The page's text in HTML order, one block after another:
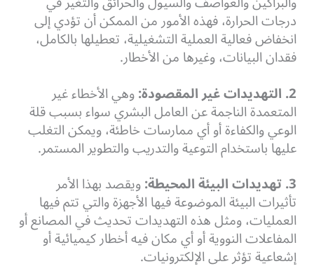
درجات الحرارة، فهذه الأمور من الممكن أن تؤدي إلى
انخفاض فعالية العملية التشغيلية، تعطيلها بالكامل،
فقدان البيانات، وغيرها من الأخطار.
2. التهديدات غير المقصودة:
وهي الأخطاء غير
المتعمدة الناجمة عن العامل البشري سواء بسبب قلة
الوعي والكفاءة أو أي ممارسات خاطئة، ويمكن التغلب
عليها باستخدام التوعية والتدريب والتطوير المستمر.
3. تهديدات البيئة المحيطة:
ويقصد بهذا الأمر
تأثيرات البيئة الموضوعة فيها الأجهزة والتي تتم فيها
العمليات، ومثل هذه التهديدات تحديث في المصانع أو
المفاعلات النووية أو أي مكان فيه أخطار كيميائية أو
إشعاعية تؤثر على الإلكترونيات.